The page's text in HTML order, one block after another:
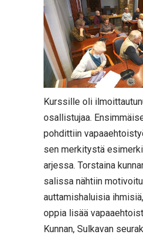
Kurssille oli
osallistujaa.
pohdittiin
sen merkitystä
arjessa. Torstaina
salissa nähtiin
auttamishaluisia
oppia lisää
Kunnan, Sulkavan